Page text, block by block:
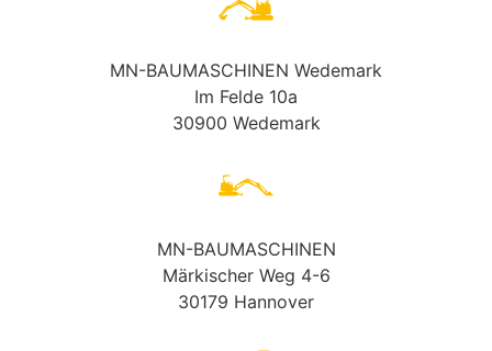
MN-BAUMASCHINEN Wedemark
Im Felde 10a
30900 Wedemark
MN-BAUMASCHINEN
Märkischer Weg 4-6
30179 Hannover